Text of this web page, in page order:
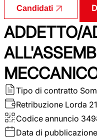
Candidati
ADDETTO/
Tipo di contratto
Retribuzione Lorda
Codice annuncio
Data di pubblicazione